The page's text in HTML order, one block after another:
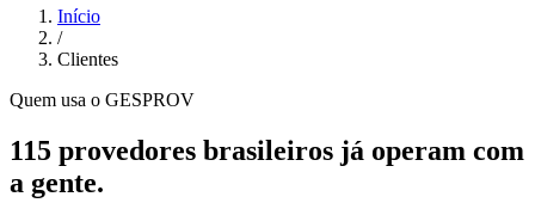
Início
/
Clientes
Quem usa o GESPROV
115 provedores brasileiros já operam com
a gente.